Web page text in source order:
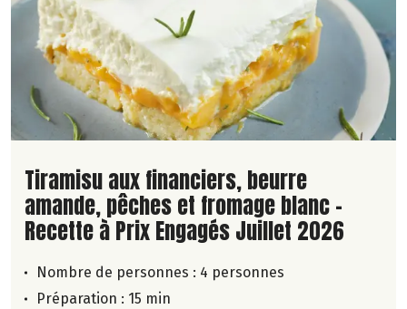
Lire la suite de la recette
Tiramisu aux financiers, beurre
amande, pêches et fromage blanc -
Recette à Prix Engagés Juillet 2026
Nombre de personnes : 4 personnes
Préparation : 15 min